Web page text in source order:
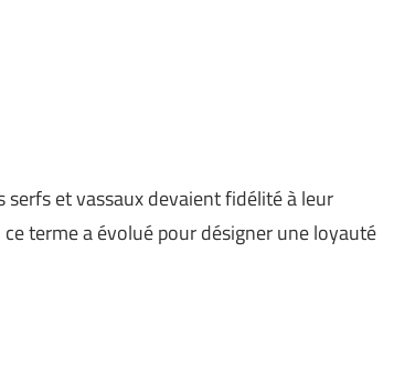
serfs et vassaux devaient fidélité à leur
terme a évolué pour désigner une loyauté